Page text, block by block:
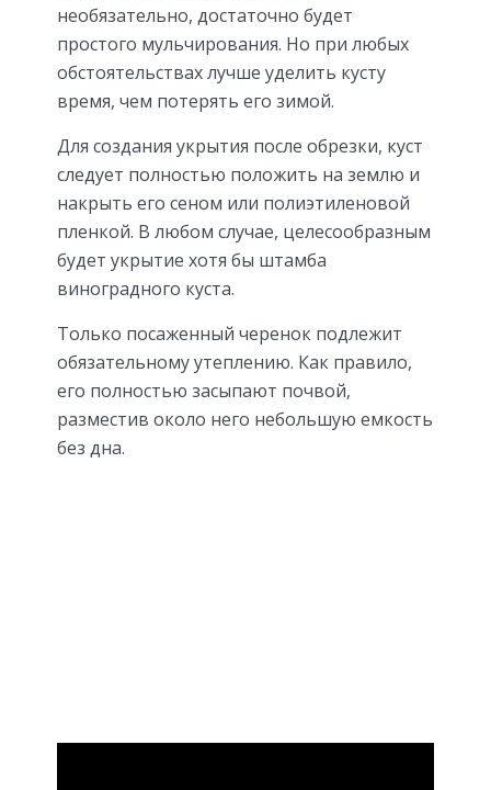
необязательно, достаточно будет
простого мульчирования. Но при любых
обстоятельствах лучше уделить кусту
время, чем потерять его зимой.
Для создания укрытия после обрезки, куст
следует полностью положить на землю и
накрыть его сеном или полиэтиленовой
пленкой. В любом случае, целесообразным
будет укрытие хотя бы штамба
виноградного куста.
Только посаженный черенок подлежит
обязательному утеплению. Как правило,
его полностью засыпают почвой,
разместив около него небольшую емкость
без дна.